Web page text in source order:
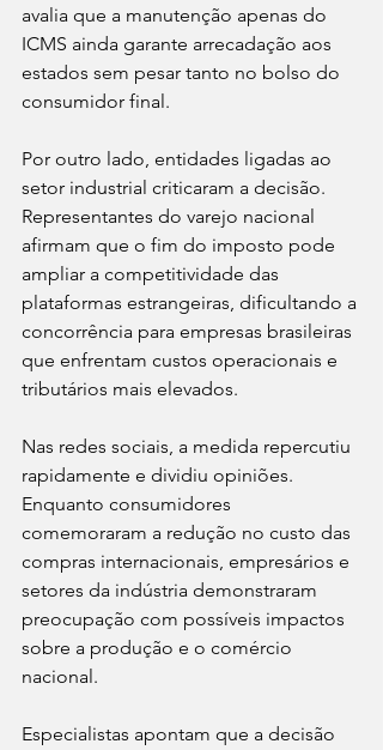
avalia que a manutenção apenas do
ICMS ainda garante arrecadação aos
estados sem pesar tanto no bolso do
consumidor final.
Por outro lado, entidades ligadas ao
setor industrial criticaram a decisão.
Representantes do varejo nacional
afirmam que o fim do imposto pode
ampliar a competitividade das
plataformas estrangeiras, dificultando a
concorrência para empresas brasileiras
que enfrentam custos operacionais e
tributários mais elevados.
Nas redes sociais, a medida repercutiu
rapidamente e dividiu opiniões.
Enquanto consumidores
comemoraram a redução no custo das
compras internacionais, empresários e
setores da indústria demonstraram
preocupação com possíveis impactos
sobre a produção e o comércio
nacional.
Especialistas apontam que a decisão